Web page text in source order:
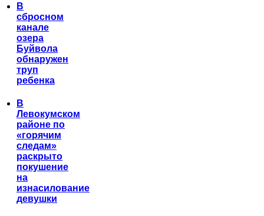
В
сбросном
канале
озера
Буйвола
обнаружен
труп
ребенка
В
Левокумском
районе по
«горячим
следам»
раскрыто
покушение
на
изнасилование
девушки